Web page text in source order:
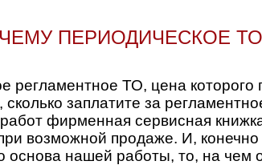
ПЕРИОДИЧЕСКОЕ ТО
регламентное ТО, цена
сколько заплатите за
фирменная сервисная
возможной продаже. И,
основа нашей работы, то, на чем